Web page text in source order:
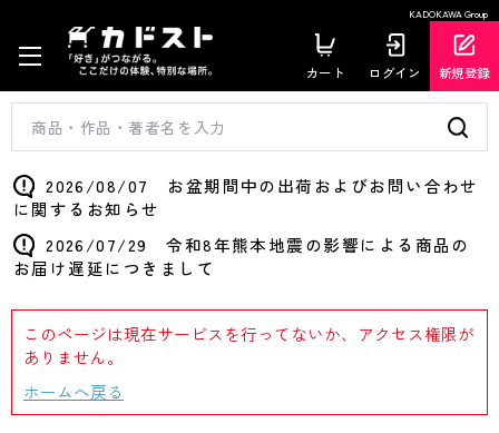
KADOKAWA Group
カート ログイン 新規登録
2026/08/07 お盆期間中の出荷およびお問い合わせ
に関するお知らせ
2026/07/29 令和8年熊本地震の影響による商品の
お届け遅延につきまして
このページは現在サービスを行ってないか、アクセス権限が
ありません。
ホームへ戻る